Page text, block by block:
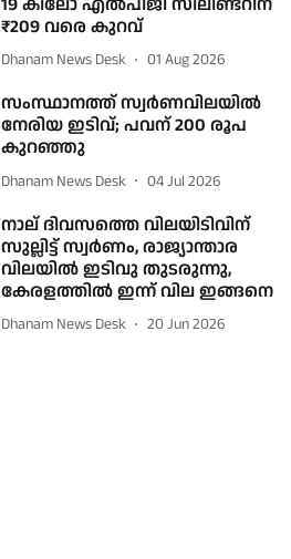
₹209 വരെ കുറവ്
Dhanam News Desk 01 Aug 2026
സംസ്ഥാനത്ത് സ്വര്‍ണവിലയില്‍
നേരിയ ഇടിവ്; പവന് 200 രൂപ
കുറഞ്ഞു
Dhanam News Desk 04 Jul 2026
നാല് ദിവസത്തെ വിലയിടിവിന്
സുല്ലിട്ട് സ്വര്‍ണം, രാജ്യാന്താര
വിലയില്‍ ഇടിവു തുടരുന്നു,
കേരളത്തില്‍ ഇന്ന് വില ഇങ്ങനെ
Dhanam News Desk 20 Jun 2026